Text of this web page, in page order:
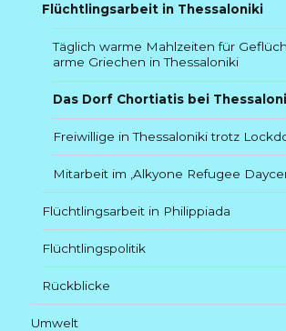
Flüchtlingsarbeit in Thessaloniki
Täglich warme Mahlzeiten für
arme Griechen in Thessaloniki
Das Dorf Chortiatis bei
Freiwillige in Thessaloniki trotz
Mitarbeit im ‚Alkyone Refugee
Flüchtlingsarbeit in Philippiada
Flüchtlingspolitik
Rückblicke
Umwelt